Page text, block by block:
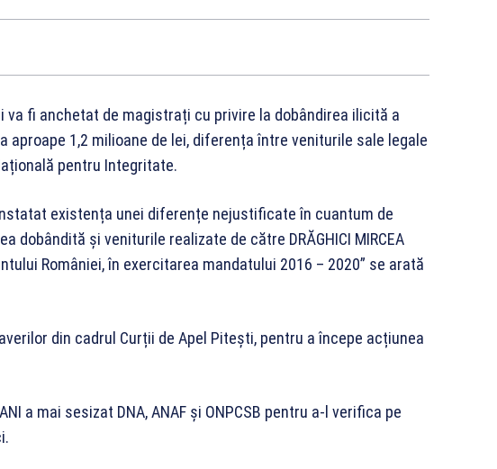
va fi anchetat de magistrați cu privire la dobândirea ilicită a
aproape 1,2 milioane de lei, diferența între veniturile sale legale
pentru Integritate.
existența unei diferențe nejustificate în cuantum de
dobândită și veniturile realizate de către DRĂGHICI MIRCEA
României, în exercitarea mandatului 2016 – 2020” se arată
din cadrul Curții de Apel Pitești, pentru a începe acțiunea
a mai sesizat DNA, ANAF și ONPCSB pentru a-l verifica pe